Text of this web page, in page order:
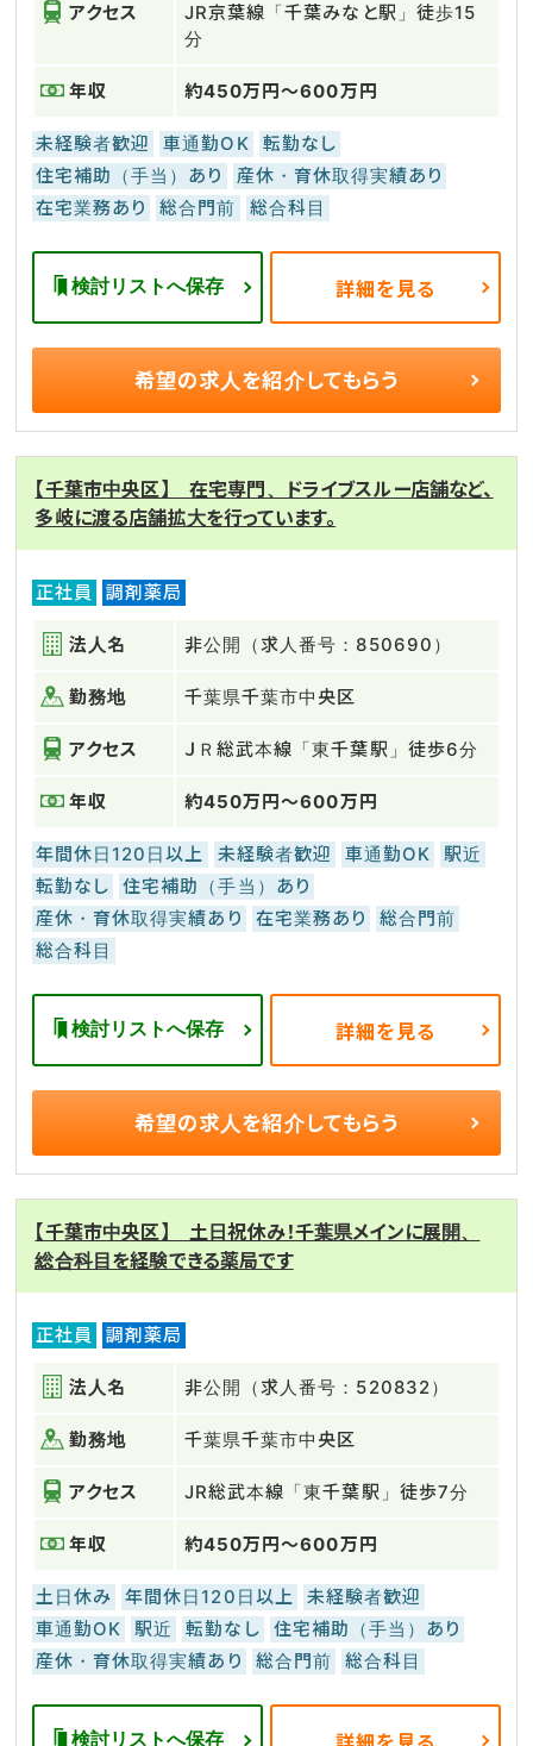
アクセス
JR京葉線「千葉みなと駅」徒歩15
分
年収 約450万円～600万円
未経験者歓迎 車通勤OK
転勤なし
住宅補助（手当）あり
産休・育休取得実績あり
在宅業務あり
総合門前 総合科目
検討リストへ保存 詳細を見る
希望の求人を紹介してもらう
【千葉市中央区】 在宅専門、ドライブスルー店舗など、
多岐に渡る店舗拡大を行っています。
正社員 調剤薬局
法人名 非公開（求人番号：850690）
勤務地 千葉県千葉市中央区
アクセス ＪＲ総武本線「東千葉駅」徒歩6分
年収 約450万円～600万円
年間休日120日以上 未経験者歓迎 車通勤OK
駅近
転勤なし
住宅補助（手当）あり
産休・育休取得実績あり
在宅業務あり
総合門前
総合科目
検討リストへ保存 詳細を見る
希望の求人を紹介してもらう
【千葉市中央区】 土日祝休み！千葉県メインに展開、
総合科目を経験できる薬局です
正社員 調剤薬局
法人名 非公開（求人番号：520832）
勤務地 千葉県千葉市中央区
アクセス JR総武本線「東千葉駅」徒歩7分
年収 約450万円～600万円
土日休み 年間休日120日以上
未経験者歓迎
車通勤OK
駅近 転勤なし
住宅補助（手当）あり
産休・育休取得実績あり
総合門前 総合科目
検討リストへ保存